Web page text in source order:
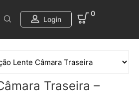
Login
0
Traseira –